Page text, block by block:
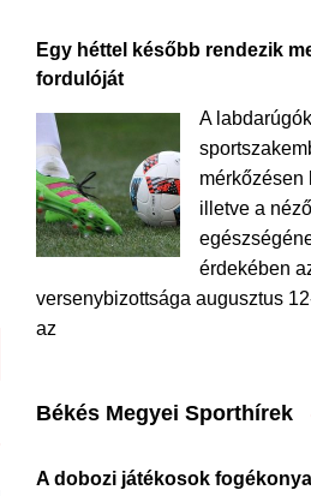
Egy héttel később rendezik
fordulóját
A
mérkőzésen
illetve a
érdekében
versenybizottsága augusztus
az
Békés Megyei Sporthírek
A dobozi játékosok